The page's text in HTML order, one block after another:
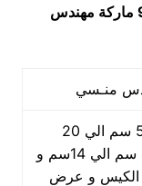
موديل 905 ماركة مهندس
طول الكيس من 5 سم الي 20
سم وعرض من 4 سم الي 14سم و
الكيس و عرض